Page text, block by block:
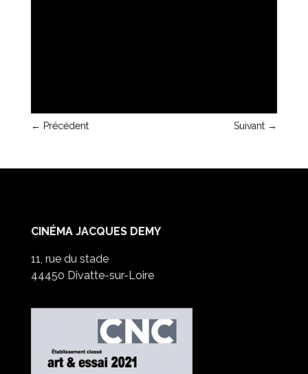
← Précédent Suivant →
CINÉMA JACQUES DEMY
11, rue du stade
44450 Divatte-sur-Loire